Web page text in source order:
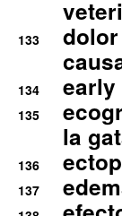
133
134 early
135
la
136
137